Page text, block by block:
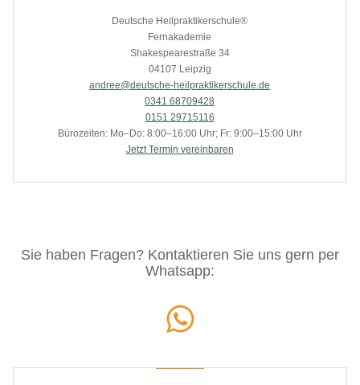
Deutsche Heilpraktikerschule®
Fernakademie
Shakespearestraße 34
04107 Leipzig
andree@deutsche-heilpraktikerschule.de
0341 68709428
0151 29715116
Bürozeiten: Mo–Do: 8:00–16:00 Uhr; Fr: 9:00–15:00 Uhr
Jetzt Termin vereinbaren
Sie haben Fragen? Kontaktieren Sie uns gern per
Whatsapp: